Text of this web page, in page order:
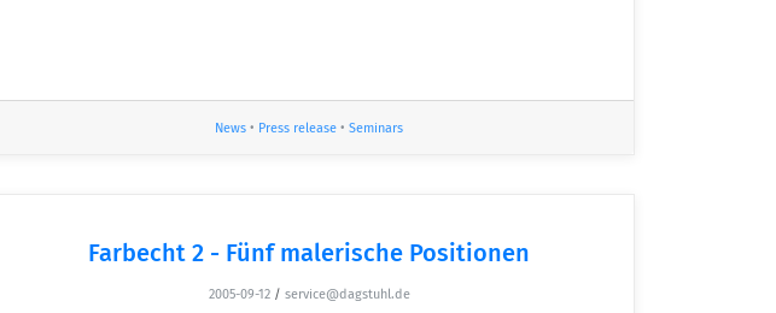
News • Press release • Seminars
Farbecht 2 - Fünf malerische Positionen
2005-09-12 / service@dagstuhl.de